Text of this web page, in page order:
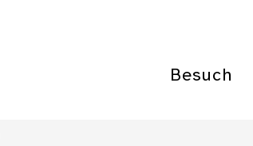
Besuch